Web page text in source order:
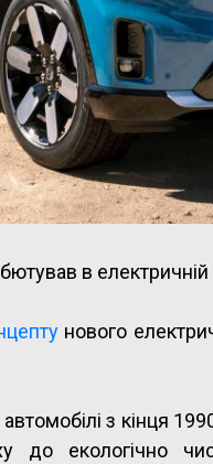
в
нового
з кінця
до екологічно